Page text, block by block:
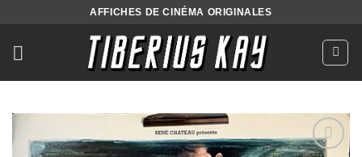
contenu
AFFICHES DE CINÉMA ORIGINALES